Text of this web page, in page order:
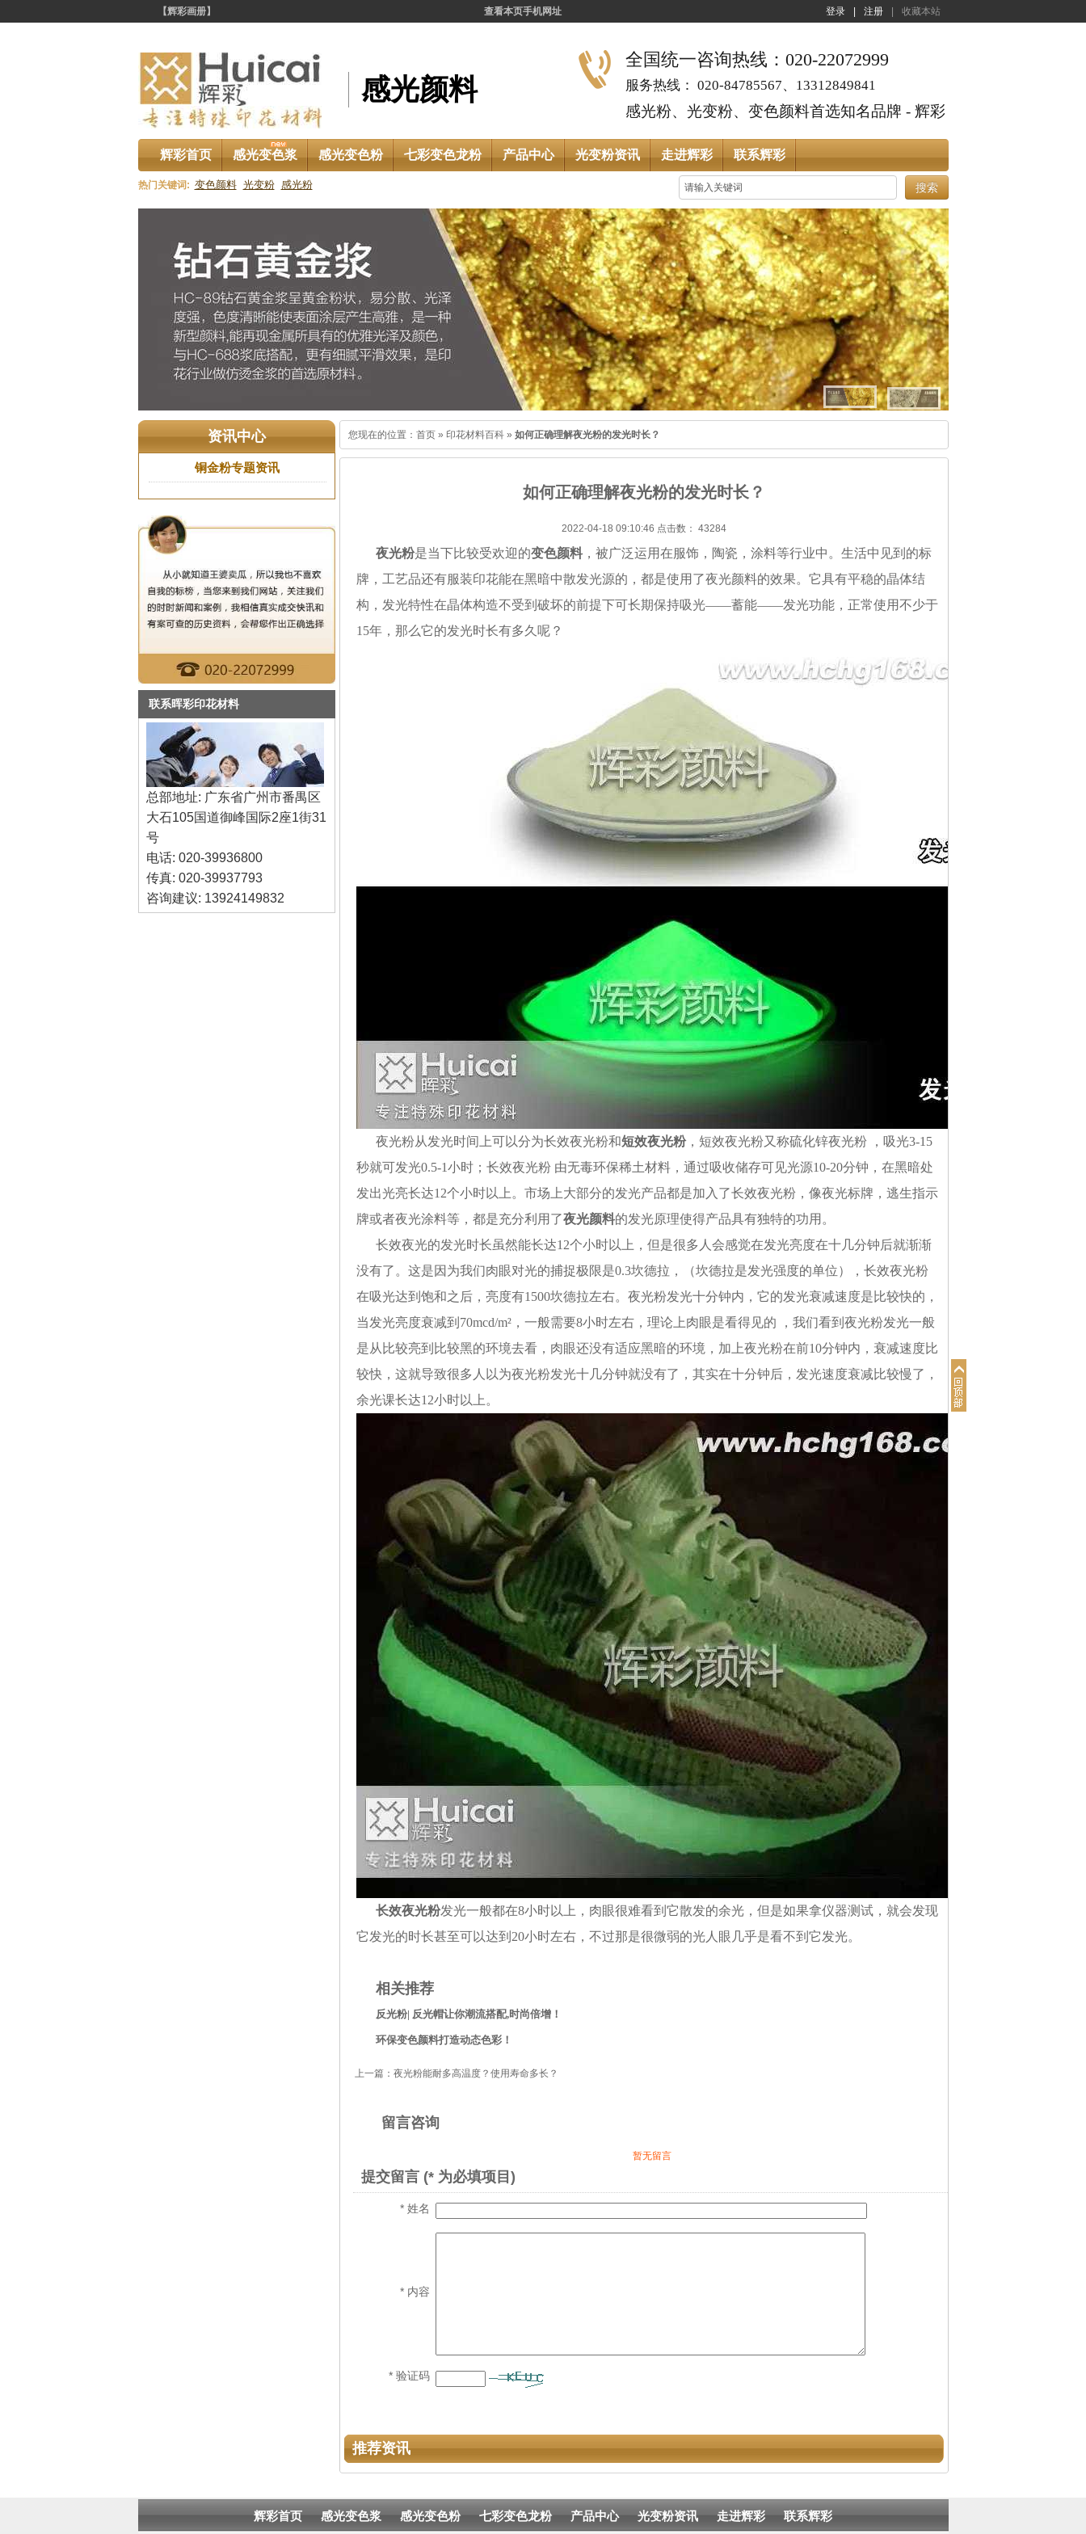
登录 注册 收藏本站
【辉彩画册】 查看本页手机网址
全国统一咨询热线：020-22072999
服务热线： 020-84785567、13312849841
感光粉、光变粉、变色颜料首选知名品牌 - 辉彩
感光颜料
辉彩首页 感光变色浆 感光变色粉 七彩变色龙粉 产品中心 光变粉资讯 走进辉彩 联系辉彩
搜索
热门关键词: 变色颜料 光变粉 感光粉
铜金粉专题资讯
联系晖彩印花材料
总部地址: 广东省广州市番禺区
大石105国道御峰国际2座1街31
电话: 020-39936800
传真: 020-39937793
咨询建议: 13924149832
»印花材料百科»如何正确理解夜光粉的发光时长？
如何正确理解夜光粉的发光时长？
2022-04-18 09:10:46 点击数：43284
夜光粉 是当下比较受欢迎的变色颜料，被广泛运用在服饰，陶瓷，涂料等行业中。生活中见到的标
牌，工艺品还有服装印花能在黑暗中散发光源的，都是使用了夜光颜料的效果。它具有平稳的晶体结
构，发光特性在晶体构造不受到破坏的前提下可长期保持吸光——蓄能——发光功能，正常使用不少于
15年，那么它的发光时长有多久呢？
短效夜光粉
，短效夜光粉又称硫化锌夜光粉 ，吸光3-15
秒就可发光0.5-1小时；长效夜光粉 由无毒环保稀土材料，通过吸收储存可见光源10-20分钟，在黑暗处
发出光亮长达12个小时以上。市场上大部分的发光产品都是加入了长效夜光粉，像夜光标牌，逃生指示
牌或者夜光涂料等，都是充分利用了
夜光颜料的发光原理使得产品具有独特的功用。
长效夜光的发光时长虽然能长达12个小时以上，但是很多人会感觉在发光亮度在十几分钟后就渐渐
没有了。这是因为我们肉眼对光的捕捉极限是0.3坎德拉，（坎德拉是发光强度的单位），长效夜光粉
在吸光达到饱和之后，亮度有1500坎德拉左右。夜光粉发光十分钟内，它的发光衰减速度是比较快的，
当发光亮度衰减到70mcd/m²，一般需要8小时左右，理论上肉眼是看得见的 ，我们看到夜光粉发光一般
是从比较亮到比较黑的环境去看，肉眼还没有适应黑暗的环境，加上夜光粉在前10分钟内，衰减速度比
较快，这就导致很多人以为夜光粉发光十几分钟就没有了，其实在十分钟后，发光速度衰减比较慢了，
余光课长达12小时以上。
长效夜光粉
发光一般都在8小时以上，肉眼很难看到它散发的余光，但是如果拿仪器测试，就会发现
它发光的时长甚至可以达到20小时左右，不过那是很微弱的光人眼几乎是看不到它发光。
相关推荐
反光粉| 反光帽让你潮流搭配,时尚倍增！
环保变色颜料打造动态色彩！
上一篇：夜光粉能耐多高温度？使用寿命多长？
留言咨询
* 姓名
* 验证码
电话：020-39936800、13924149832